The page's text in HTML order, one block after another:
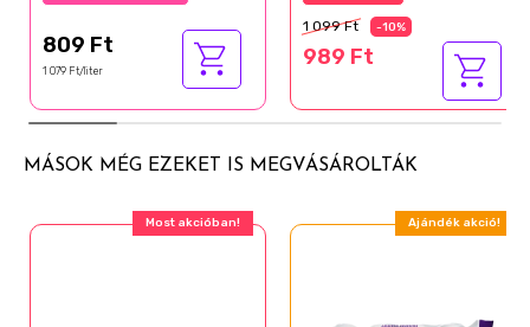
809 Ft
1 079 Ft/liter
1 099 Ft -10%
989 Ft
MÁSOK MÉG EZEKET IS MEGVÁSÁROLTÁK
Most akcióban! Ajándék akció!